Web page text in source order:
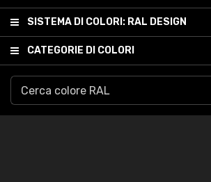
SISTEMA DI COLORI: RAL DESIGN
CATEGORIE DI COLORI